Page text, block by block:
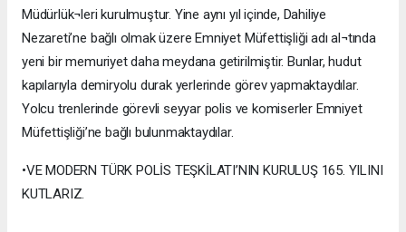
Müdürlük¬leri kurulmuştur. Yine aynı yıl içinde, Dahiliye
Nezareti’ne bağlı olmak üzere Emniyet Müfettişliği adı al¬tında
yeni bir memuriyet daha meydana getirilmiştir. Bunlar, hudut
kapılarıyla demiryolu durak yerlerinde görev yapmaktaydılar.
Yolcu trenlerinde görevli seyyar polis ve komiserler Emniyet
Müfettişliği’ne bağlı bulunmaktaydılar.
•VE MODERN TÜRK POLİS TEŞKİLATI’NIN KURULUŞ 165. YILINI
KUTLARIZ.